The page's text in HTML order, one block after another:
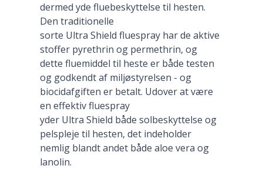
dermed yde fluebeskyttelse til hesten.
Den traditionelle
sorte Ultra Shield fluespray har de aktive
stoffer pyrethrin og permethrin, og
dette fluemiddel til heste er både testen
og godkendt af miljøstyrelsen - og
biocidafgiften er betalt. Udover at være
en effektiv fluespray
yder Ultra Shield både solbeskyttelse og
pelspleje til hesten, det indeholder
nemlig blandt andet både aloe vera og
lanolin.